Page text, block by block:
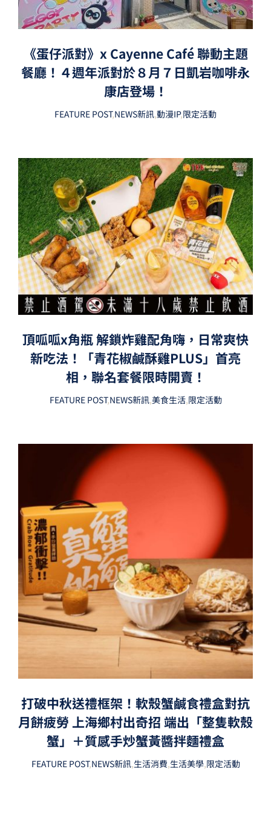
《蛋仔派對》x Cayenne Café 聯動主題
餐廳！４週年派對於８月７日凱岩咖啡永
康店登場！
FEATURE POST,NEWS新訊,動漫IP,限定活動
頂呱呱x角瓶 解鎖炸雞配角嗨，日常爽快
新吃法！「青花椒鹹酥雞PLUS」首亮
相，聯名套餐限時開賣！
FEATURE POST,NEWS新訊,美食生活,限定活動
打破中秋送禮框架！軟殼蟹鹹食禮盒對抗
月餅疲勞 上海鄉村出奇招 端出「整隻軟殼
蟹」＋質感手炒蟹黃醬拌麵禮盒
FEATURE POST,NEWS新訊,生活消費,生活美學,限定活動